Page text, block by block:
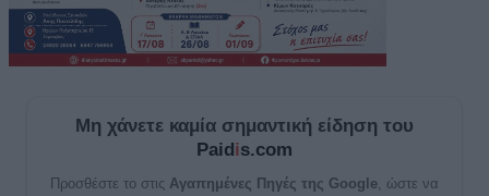
Μη χάνετε καμία σημαντική είδηση του
Paidis.com
Προσθέστε το στις Αγαπημένες Πηγές της Google, ώστε να